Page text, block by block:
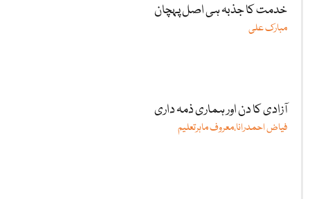
خدمت کا جذبہ ہی اصل پہچان
مبارک علی
آزادی کا دن اور ہماری ذمہ داری
فیاض احمدرانا،معروف ماہرتعلیم